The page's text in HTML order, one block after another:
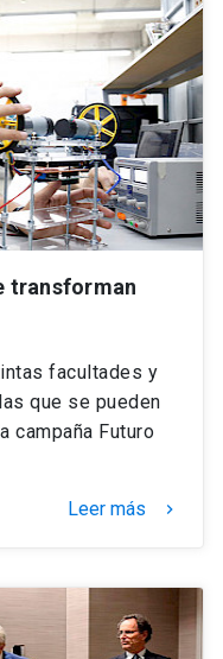
transforman
facultades y
que se pueden
campaña Futuro
Leer más keyboard_arrow_right